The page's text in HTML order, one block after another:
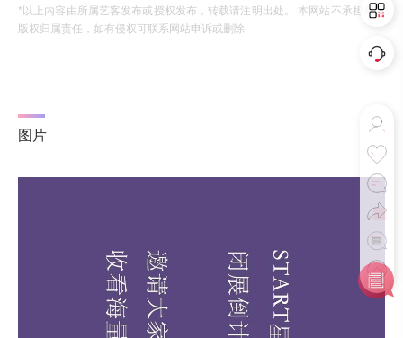
*以上内容由所属艺客发布或授权发布，转载请注明出处。 本网站不承担相应
版权归属责任，如有侵权可联系网站申诉或删除
图片